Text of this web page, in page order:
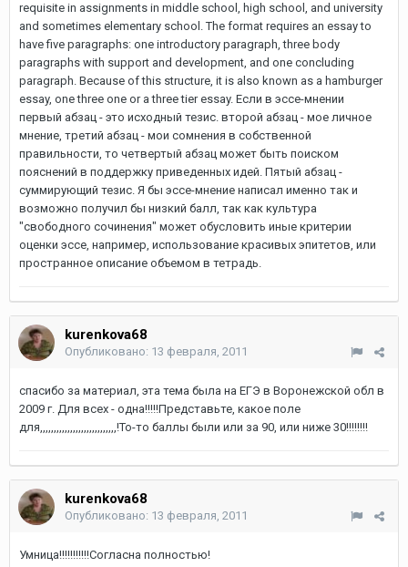
requisite in assignments in middle school, high school, and university
and sometimes elementary school. The format requires an essay to
have five paragraphs: one introductory paragraph, three body
paragraphs with support and development, and one concluding
paragraph. Because of this structure, it is also known as a hamburger
essay, one three one or a three tier essay. Если в эссе-мнении
первый абзац - это исходный тезис. второй абзац - мое личное
мнение, третий абзац - мои сомнения в собственной
правильности, то четвертый абзац может быть поиском
пояснений в поддержку приведенных идей. Пятый абзац -
суммирующий тезис. Я бы эссе-мнение написал именно так и
возможно получил бы низкий балл, так как культура
"свободного сочинения" может обусловить иные критерии
оценки эссе, например, использование красивых эпитетов, или
пространное описание объемом в тетрадь.
kurenkova68
Опубликовано: 13 февраля, 2011
спасибо за материал, эта тема была на ЕГЭ в Воронежской обл в
2009 г. Для всех - одна!!!!!Представьте, какое поле
для,,,,,,,,,,,,,,,,,,,,,,,,,,,,!То-то баллы были или за 90, или ниже 30!!!!!!!!
kurenkova68
Опубликовано: 13 февраля, 2011
Умница!!!!!!!!!!!Согласна полностью!